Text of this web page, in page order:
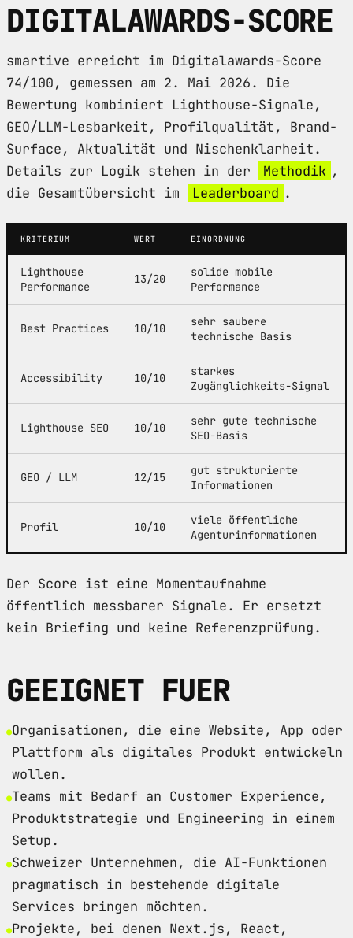
DIGITALAWARDS-SCORE
smartive erreicht im Digitalawards-Score
74/100, gemessen am 2. Mai 2026. Die
Bewertung kombiniert Lighthouse-Signale,
GEO/LLM-Lesbarkeit, Profilqualität, Brand-
Surface, Aktualität und Nischenklarheit.
Details zur Logik stehen in der
Methodik ,
die Gesamtübersicht im
Leaderboard .
KRITERIUM WERT EINORDNUNG
Lighthouse
Performance
13/20
solide mobile
Performance
Best Practices 10/10
sehr saubere
technische Basis
Accessibility 10/10
starkes
Zugänglichkeits-Signal
Lighthouse SEO 10/10
sehr gute technische
SEO-Basis
GEO / LLM 12/15
gut strukturierte
Informationen
Profil 10/10
viele öffentliche
Agenturinformationen
Der Score ist eine Momentaufnahme
öffentlich messbarer Signale. Er ersetzt
kein Briefing und keine Referenzprüfung.
GEEIGNET FUER
Organisationen, die eine Website, App oder
Plattform als digitales Produkt entwickeln
wollen.
Teams mit Bedarf an Customer Experience,
Produktstrategie und Engineering in einem
Setup.
Schweizer Unternehmen, die AI-Funktionen
pragmatisch in bestehende digitale
Services bringen möchten.
Projekte, bei denen Next.js, React,